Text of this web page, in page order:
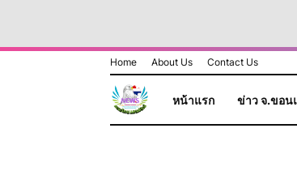
Home About Us Contact Us
หน้าแรก ข่าว จ.ขอน